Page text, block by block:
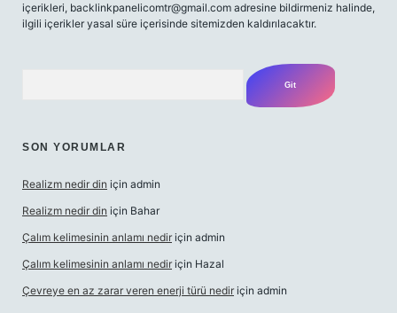
içerikleri, backlinkpanelicomtr@gmail.com adresine bildirmeniz halinde,
ilgili içerikler yasal süre içerisinde sitemizden kaldırılacaktır.
SON YORUMLAR
Realizm nedir din için admin
Realizm nedir din için Bahar
Çalım kelimesinin anlamı nedir için admin
Çalım kelimesinin anlamı nedir için Hazal
Çevreye en az zarar veren enerji türü nedir için admin